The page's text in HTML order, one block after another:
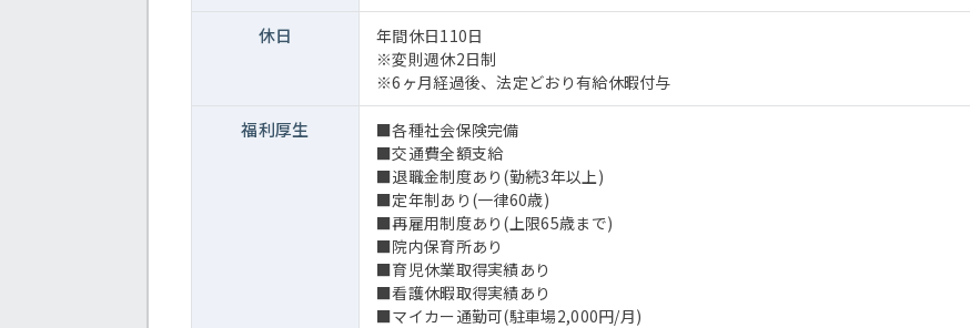
休日
年間休日110日
※変則週休2日制
※6ヶ月経過後、法定どおり有給休暇付与
福利厚生
■各種社会保険完備
■交通費全額支給
■退職金制度あり(勤続3年以上)
■定年制あり(一律60歳)
■再雇用制度あり(上限65歳まで)
■院内保育所あり
■育児休業取得実績あり
■看護休暇取得実績あり
■マイカー通勤可(駐車場2,000円/月)